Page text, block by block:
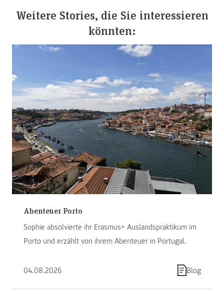
Weitere Stories, die Sie interessieren
könnten:
Abenteuer Porto
Sophie absolvierte ihr Erasmus+ Auslandspraktikum im
Porto und erzählt von ihrem Abenteuer in Portugal.
04.08.2026 Blog